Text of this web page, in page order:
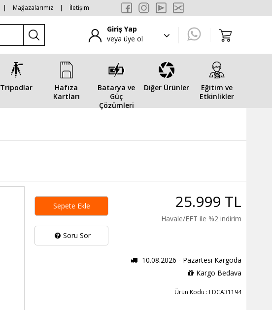
| Mağazalarımız | İletişim
Giriş Yap
veya üye ol
Tripodlar
Hafıza
Kartları
Batarya ve
Güç
Çözümleri
Diğer Ürünler
Eğitim ve
Etkinlikler
Sepete Ekle
Soru Sor
25.999 TL
Havale/EFT ile %2 indirim
10.08.2026 - Pazartesi Kargoda
Kargo Bedava
Ürün Kodu : FDCA31194